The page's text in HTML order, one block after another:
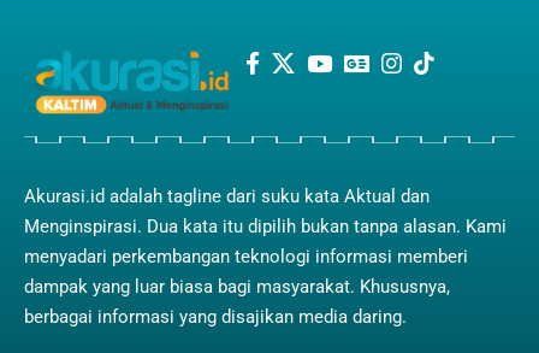
Akurasi.id adalah tagline dari suku kata Aktual dan
Menginspirasi. Dua kata itu dipilih bukan tanpa alasan. Kami
menyadari perkembangan teknologi informasi memberi
dampak yang luar biasa bagi masyarakat. Khususnya,
berbagai informasi yang disajikan media daring.